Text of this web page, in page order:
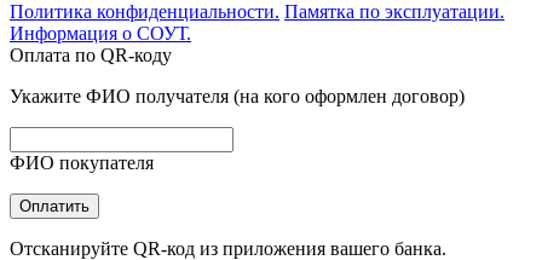
Политика конфиденциальности. Памятка по эксплуатации.
Информация о СОУТ.
Оплата по QR-коду
Укажите ФИО получателя (на кого оформлен договор)
ФИО покупателя
Оплатить
Отсканируйте QR-код из приложения вашего банка.